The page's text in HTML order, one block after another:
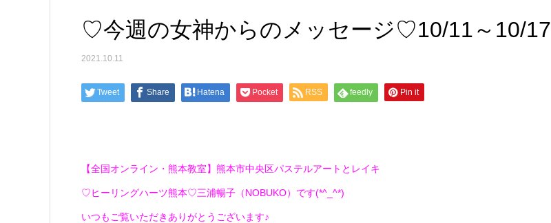
♡今週の女神からのメッセージ♡10/11～10/17
2021.10.11
Tweet Share Hatena Pocket RSS feedly Pin it
【全国オンライン・熊本教室】熊本市中央区パステルアートとレイキ
♡ヒーリングハーツ熊本♡三浦暢子（NOBUKO）です(*^_^*)
いつもご覧いただきありがとうございます♪